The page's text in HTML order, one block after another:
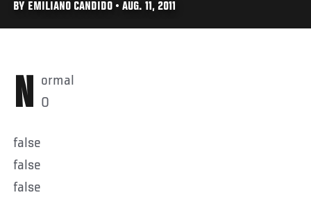
BY EMILIANO CANDIDO • AUG. 11, 2011
Normal
0
false
false
false